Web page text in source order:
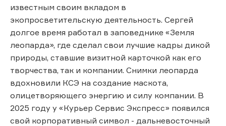
известным своим вкладом в
экопросветительскую деятельность. Сергей
долгое время работал в заповеднике «Земля
леопарда», где сделал свои лучшие кадры дикой
природы, ставшие визитной карточкой как его
творчества, так и компании. Снимки леопарда
вдохновили КСЭ на создание маскота,
олицетворяющего энергию и силу компании. В
2025 году у «Курьер Сервис Экспресс» появился
свой корпоративный символ - дальневосточный